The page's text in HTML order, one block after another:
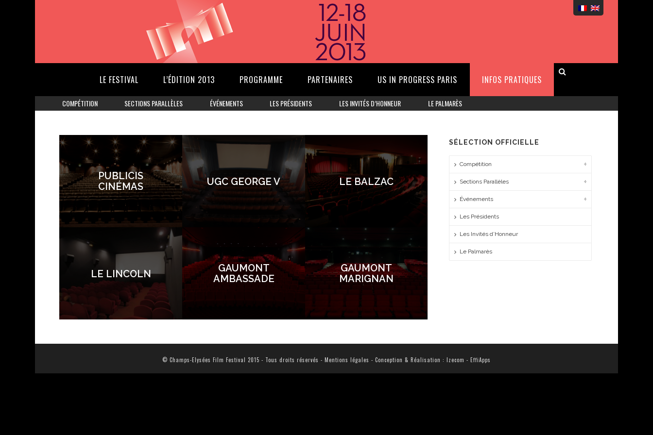
LE FESTIVAL L’ÉDITION 2013 PROGRAMME PARTENAIRES US IN PROGRESS PARIS INFOS PRATIQUES
COMPÉTITION SECTIONS PARALLÈLES ÉVÉNEMENTS LES PRÉSIDENTS LES INVITÉS D’HONNEUR LE PALMARÈS
PUBLICIS
CINÉMAS UGC GEORGE V LE BALZAC
LE LINCOLN
GAUMONT
AMBASSADE
GAUMONT
MARIGNAN
SÉLECTION OFFICIELLE
Compétition
Sections Parallèles
Événements
Les Présidents
Les Invités d’Honneur
Le Palmarès
© Champs-Elysées Film Festival 2015 - Tous droits réservés - Mentions légales - Conception & Réalisation : Izecom - EffiApps